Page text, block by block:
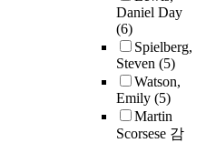
Daniel Day
(6)
Spielberg,
Steven (5)
Watson,
Emily (5)
Martin
Scorsese 감